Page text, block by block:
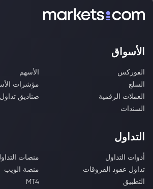
الأسواق
الفوركس
الأسهم
السلع
مؤشرات
العملات الرقمية
صناديق
السندات
التداول
أدوات التداول
منصات
تداول عقود الفروقات
منصة الويب
التطبيق
MT4